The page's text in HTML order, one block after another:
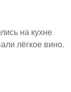
на кухне
лёгкое вино.